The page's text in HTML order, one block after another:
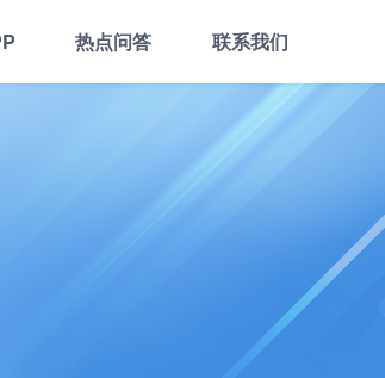
热点问答 联系我们